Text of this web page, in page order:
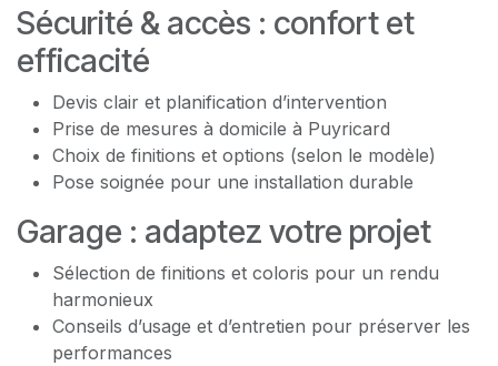
Sécurité & accès : confort et
efficacité
Devis clair et planification d’intervention
Prise de mesures à domicile à Puyricard
Choix de finitions et options (selon le modèle)
Pose soignée pour une installation durable
Garage : adaptez votre projet
Sélection de finitions et coloris pour un rendu
harmonieux
Conseils d’usage et d’entretien pour préserver les
performances